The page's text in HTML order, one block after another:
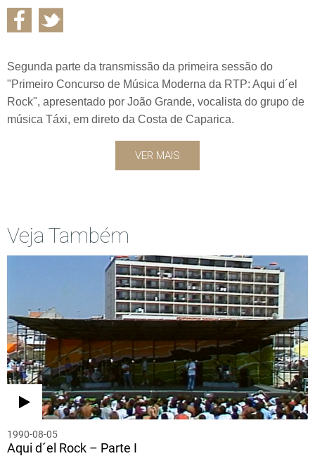
Segunda parte da transmissão da primeira sessão do
"Primeiro Concurso de Música Moderna da RTP: Aqui d´el
Rock", apresentado por João Grande, vocalista do grupo de
música Táxi, em direto da Costa de Caparica.
VER MAIS
Veja Também
1990-08-05
Aqui d´el Rock – Parte I